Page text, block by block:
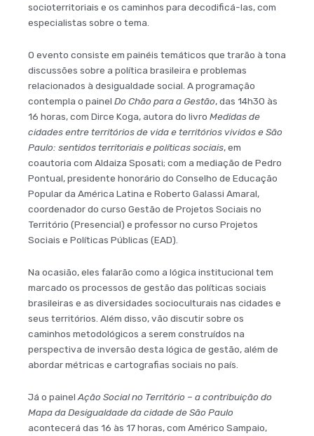
socioterritoriais e os caminhos para decodificá-las, com
especialistas sobre o tema.
O evento consiste em painéis temáticos que trarão à tona
discussões sobre a política brasileira e problemas
relacionados à desigualdade social. A programação
contempla o painel Do Chão para a Gestão, das 14h30 às
16 horas, com Dirce Koga, autora do livro Medidas de
cidades entre territórios de vida e territórios vividos e São
Paulo: sentidos territoriais e políticas sociais, em
coautoria com Aldaiza Sposati; com a mediação de Pedro
Pontual, presidente honorário do Conselho de Educação
Popular da América Latina e Roberto Galassi Amaral,
coordenador do curso Gestão de Projetos Sociais no
Território (Presencial) e professor no curso Projetos
Sociais e Políticas Públicas (EAD).
Na ocasião, eles falarão como a lógica institucional tem
marcado os processos de gestão das políticas sociais
brasileiras e as diversidades socioculturais nas cidades e
seus territórios. Além disso, vão discutir sobre os
caminhos metodológicos a serem construídos na
perspectiva de inversão desta lógica de gestão, além de
abordar métricas e cartografias sociais no país.
Já o painel Ação Social no Território – a contribuição do
Mapa da Desigualdade da cidade de São Paulo
acontecerá das 16 às 17 horas, com Américo Sampaio,